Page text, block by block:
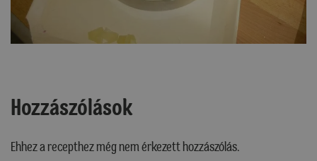
Hozzászólások
Ehhez a recepthez még nem érkezett hozzászólás.